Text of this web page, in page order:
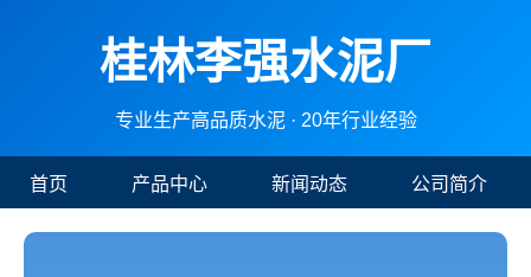
桂林李强水泥厂
专业生产高品质水泥 · 20年行业经验
首页 产品中心 新闻动态 公司简介